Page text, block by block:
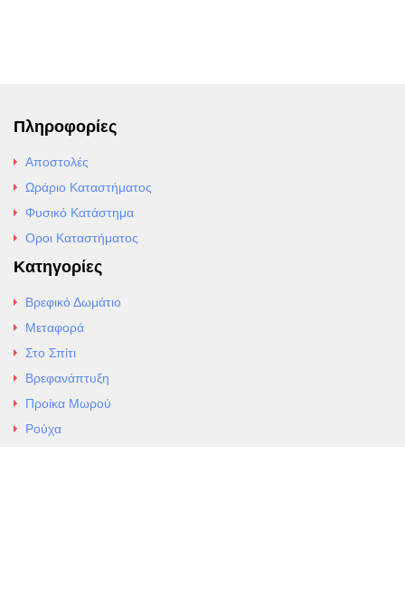
Πληροφορίες
Αποστολές
Ωράριο Καταστήματος
Φυσικό Κατάστημα
Οροι Καταστήματος
Κατηγορίες
Βρεφικό Δωμάτιο
Μεταφορά
Στο Σπίτι
Βρεφανάπτυξη
Προίκα Μωρού
Ρούχα